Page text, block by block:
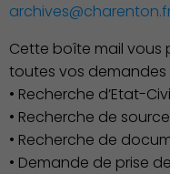
Cette boîte mail vous
toutes vos demandes
• Recherche d’Etat-
• Recherche de
• Recherche de
• Demande de prise